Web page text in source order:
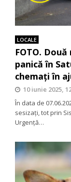
LOCALE
FOTO.
panică în
chemați în
10 iunie 2025,
În data de
sesizați, tot prin
Urgență…